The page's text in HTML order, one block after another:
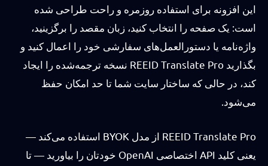
این افزونه برای استفاده روزمره و راحت طراحی شده
است: یک صفحه را انتخاب کنید، زبان مقصد را برگزینید،
واژه‌نامه یا دستورالعمل‌های سفارشی خود را اعمال کنید و
بگذارید REEID Translate Pro نسخه ترجمه‌شده را ایجاد
کند، در حالی که ساختار سایت شما تا حد امکان حفظ
می‌شود.
REEID Translate Pro از مدل BYOK استفاده می‌کند —
یعنی کلید API اختصاصی OpenAI خودتان را بیاورید — تا